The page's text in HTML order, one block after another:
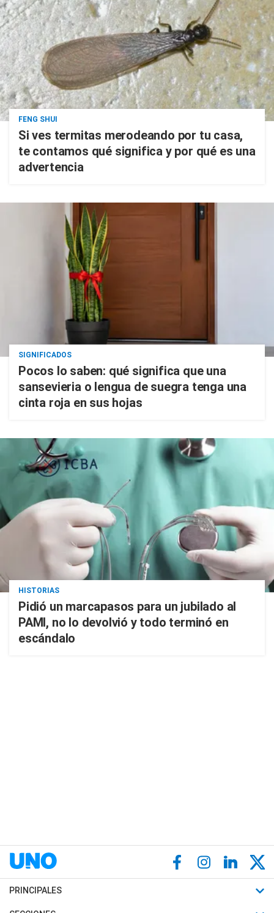
FENG SHUI
Si ves termitas merodeando por tu casa,
te contamos qué significa y por qué es una
advertencia
SIGNIFICADOS
Pocos lo saben: qué significa que una
sansevieria o lengua de suegra tenga una
cinta roja en sus hojas
HISTORIAS
Pidió un marcapasos para un jubilado al
PAMI, no lo devolvió y todo terminó en
escándalo
PRINCIPALES